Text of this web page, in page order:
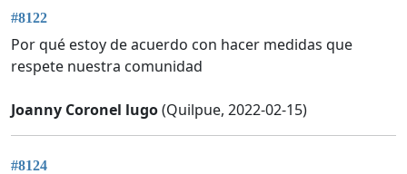
#8122
Por qué estoy de acuerdo con hacer medidas que
respete nuestra comunidad
Joanny Coronel lugo(Quilpue, 2022-02-15)
#8124